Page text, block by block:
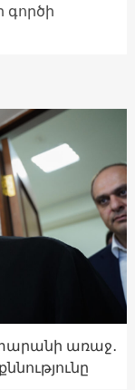
գործի
առաջ․